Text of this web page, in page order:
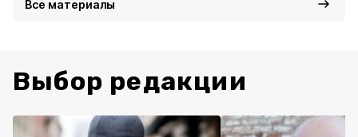
Все материалы
Выбор редакции